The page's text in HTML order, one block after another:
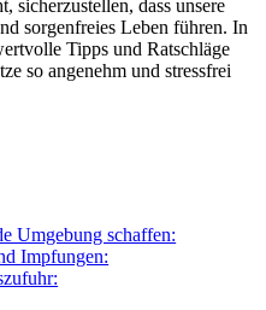
sicherzustellen, dass unsere
sorgenfreies Leben führen. In
Tipps und Ratschläge
so angenehm und stressfrei
Umgebung schaffen:
Impfungen: